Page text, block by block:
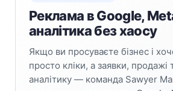
Реклама в Google,
аналітика без хаосу
Якщо ви просуваєте бізнес і
просто кліки, а заявки, продажі
аналітику — команда Sawyer